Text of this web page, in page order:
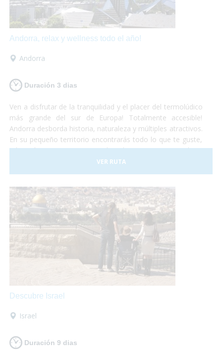
Andorra, relax y wellness todo el año!
Andorra
Duración 3 dias
Ven a disfrutar de la tranquilidad y el placer del termolúdico
más grande del sur de Europa! Totalmente accesible!
Andorra desborda historia, naturaleza y múltiples atractivos.
En su pequeño territorio encontrarás todo lo que te guste,
relajación en sus aguas termales, shopping en sus tiendas y
centros comerciales, disfrutar de su gastronomía
internacional o de su cocina típica de montaña, todo lo que
VER RUTA
Descubre Israel
Israel
Duración 9 dias